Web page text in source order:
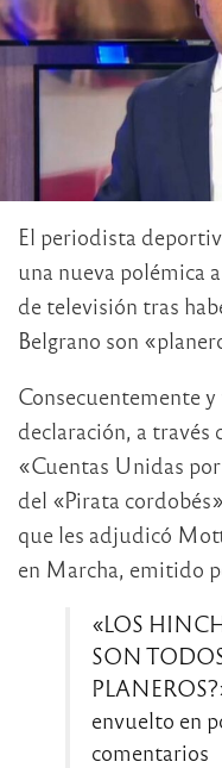
El periodista
una nueva polémica
de televisión tras
Belgrano son
Consecuentemente
declaración, a
«Cuentas Unidas
del «Pirata
que les adjudicó
en Marcha, emitido
«LOS
SON
envuelto en
comentarios